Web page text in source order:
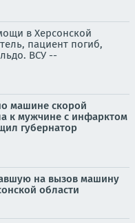
в Херсонской
пациент погиб,
ВСУ --
машине скорой
к мужчине с инфарктом
губернатор
на вызов машину
области